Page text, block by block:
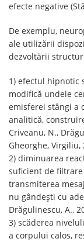
efecte negative
De exemplu,
ale utilizării
dezvoltării
1) efectul hipnotic
modifică undele
emisferei stângi a
analitică,
Criveanu, N.,
Gheorghe, Virgiliu,
2) diminuarea
suficient de
transmiterea
nu gândești cu
Drăgulinescu, A.,
3) scăderea
a corpului calos,